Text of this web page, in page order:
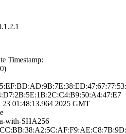
Timestamp:
23 01:48:13.964 2025 GMT
with-SHA256